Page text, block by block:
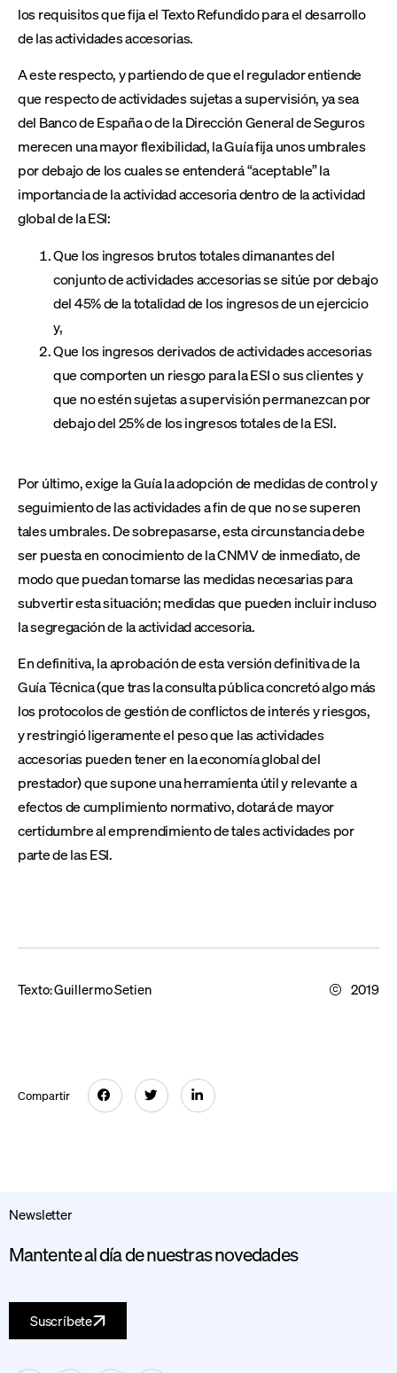
los requisitos que fija el Texto Refundido para el desarrollo
de las actividades accesorias.
A este respecto, y partiendo de que el regulador entiende
que respecto de actividades sujetas a supervisión, ya sea
del Banco de España o de la Dirección General de Seguros
merecen una mayor flexibilidad, la Guía fija unos umbrales
por debajo de los cuales se entenderá “aceptable” la
importancia de la actividad accesoria dentro de la actividad
global de la ESI:
Que los ingresos brutos totales dimanantes del
conjunto de actividades accesorias se sitúe por debajo
del 45% de la totalidad de los ingresos de un ejercicio
y,
Que los ingresos derivados de actividades accesorias
que comporten un riesgo para la ESI o sus clientes y
que no estén sujetas a supervisión permanezcan por
debajo del 25% de los ingresos totales de la ESI.
Por último, exige la Guía la adopción de medidas de control y
seguimiento de las actividades a fin de que no se superen
tales umbrales. De sobrepasarse, esta circunstancia debe
ser puesta en conocimiento de la CNMV de inmediato, de
modo que puedan tomarse las medidas necesarias para
subvertir esta situación; medidas que pueden incluir incluso
la segregación de la actividad accesoria.
En definitiva, la aprobación de esta versión definitiva de la
Guía Técnica (que tras la consulta pública concretó algo más
los protocolos de gestión de conflictos de interés y riesgos,
y restringió ligeramente el peso que las actividades
accesorias pueden tener en la economía global del
prestador) que supone una herramienta útil y relevante a
efectos de cumplimiento normativo, dotará de mayor
certidumbre al emprendimiento de tales actividades por
parte de las ESI.
Texto:Guillermo Setien 2019
Compartir
Newsletter
Mantente al día de nuestras novedades
Suscríbete